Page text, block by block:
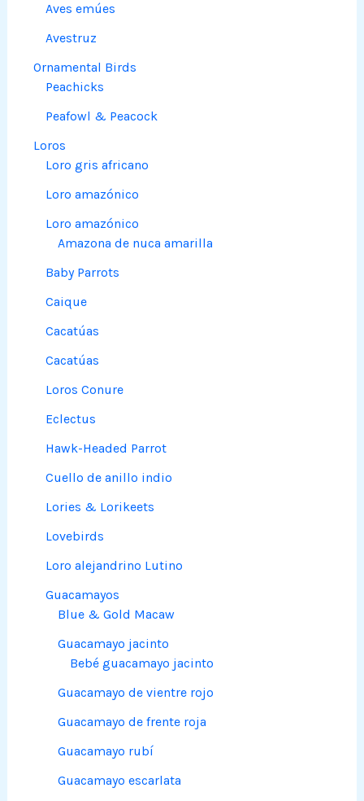
Aves emúes
Avestruz
Ornamental Birds
Peachicks
Peafowl & Peacock
Loros
Loro gris africano
Loro amazónico
Loro amazónico
Amazona de nuca amarilla
Baby Parrots
Caique
Cacatúas
Cacatúas
Loros Conure
Eclectus
Hawk-Headed Parrot
Cuello de anillo indio
Lories & Lorikeets
Lovebirds
Loro alejandrino Lutino
Guacamayos
Blue & Gold Macaw
Guacamayo jacinto
Bebé guacamayo jacinto
Guacamayo de vientre rojo
Guacamayo de frente roja
Guacamayo rubí
Guacamayo escarlata